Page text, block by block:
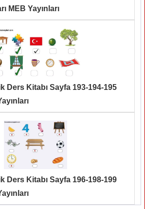
MEB Yayınları
Ders Kitabı Sayfa 193-194-195
Ders Kitabı Sayfa 196-198-199